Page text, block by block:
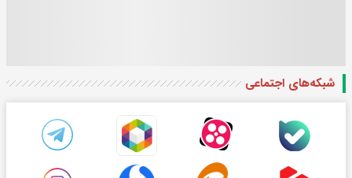
شبکه‌های اجتماعی